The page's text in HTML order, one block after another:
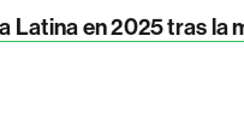
Latina en 2025 tras la